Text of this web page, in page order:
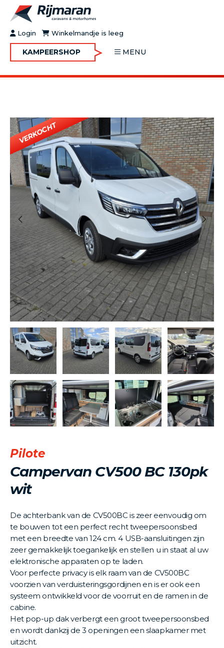
Login Winkelmandje is leeg
KAMPEERSHOP MENU
OVER RIJMARAN
FAQ
CONTACT
MOTORHOMES
CARAVANS
MOTORHOMES IN VERHUUR
ONDERHOUD
Vorige Volgende
Pilote
Campervan CV500 BC 130pk
wit
De achterbank van de CV500BC is zeer eenvoudig om
te bouwen tot een perfect recht tweepersoonsbed
met een breedte van 124 cm. 4 USB-aansluitingen zijn
zeer gemakkelijk toegankelijk en stellen u in staat al uw
elektronische apparaten op te laden.
Voor perfecte privacy is elk raam van de CV500BC
voorzien van verduisteringsgordijnen en is er ook een
systeem ontwikkeld voor de voorruit en de ramen in de
cabine.
Het pop-up dak verbergt een groot tweepersoonsbed
en wordt dankzij de 3 openingen een slaapkamer met
uitzicht.